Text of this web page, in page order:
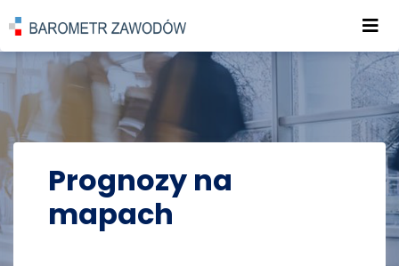
POWRÓT DO STRONY GŁÓWNEJ
PROGNOZY PROGNOZY NA MAPACH
Prognozy na
mapach